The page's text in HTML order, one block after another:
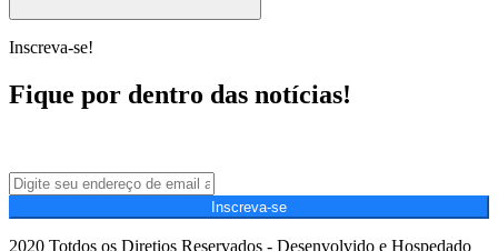
Inscreva-se!
Fique por dentro das notícias!
Inscreva-se
2020 Totdos os Diretios Reservados - Desenvolvido e Hospedado